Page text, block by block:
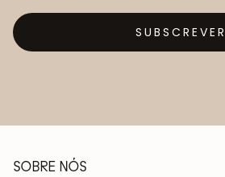
SUBSCREVER
SOBRE NÓS